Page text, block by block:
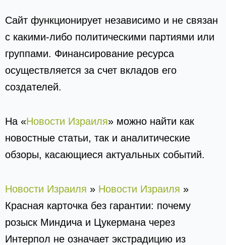
Сайт функционирует независимо и не связан
с какими-либо политическими партиями или
группами. Финансирование ресурса
осуществляется за счет вкладов его
создателей.
На «Новости Израиля» можно найти как
новостные статьи, так и аналитические
обзоры, касающиеся актуальных событий.
Новости Израиля » Новости Израиля »
Красная карточка без гарантии: почему
розыск Миндича и Цукермана через
Интерпол не означает экстрадицию из